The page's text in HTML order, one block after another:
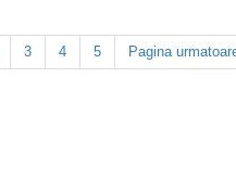
3 4 5 Pagina